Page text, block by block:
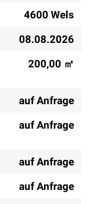
4600 Wels
08.08.2026
200,00 ㎡
auf Anfrage
auf Anfrage
auf Anfrage
auf Anfrage